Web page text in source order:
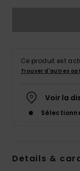
Ce produit est
Trouver d'autres
Voir la
Details &